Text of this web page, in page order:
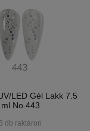
LED Gél Lakk 7.5
ml No.443
8 db raktáron